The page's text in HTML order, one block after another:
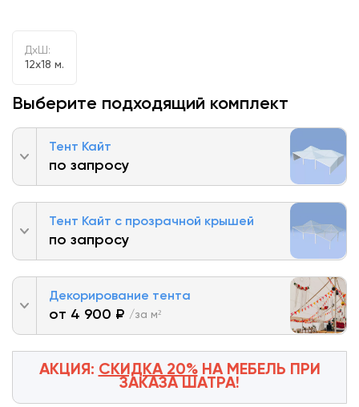
ДxШ:
12x18 м.
Выберите подходящий комплект
Тент Кайт
по запросу
Тент Кайт с прозрачной крышей
по запросу
Декорирование тента
от 4 900 ₽ /за м²
АКЦИЯ: СКИДКА 20%НА МЕБЕЛЬ ПРИ
ЗАКАЗА ШАТРА!